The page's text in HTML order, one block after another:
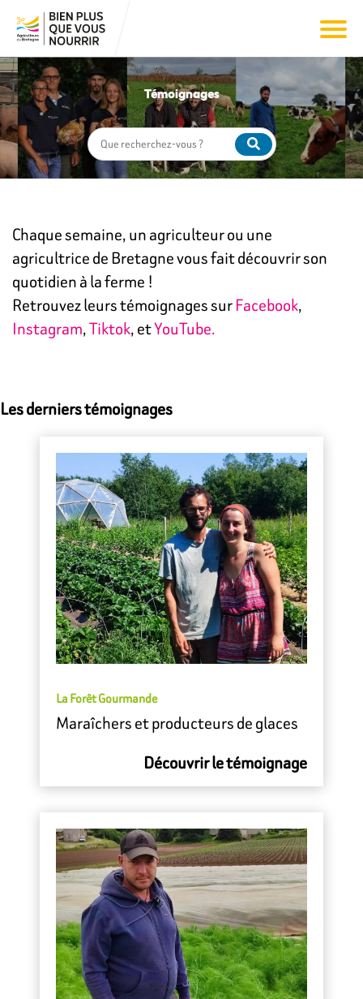
Témoignages
Chaque semaine, un agriculteur ou une
agricultrice de Bretagne vous fait découvrir son
quotidien à la ferme !
Retrouvez leurs témoignages surFacebook,
Instagram,Tiktok, etYouTube.
Les derniers témoignages
La Forêt Gourmande
Maraîchers et producteurs de glaces
Découvrir le témoignage